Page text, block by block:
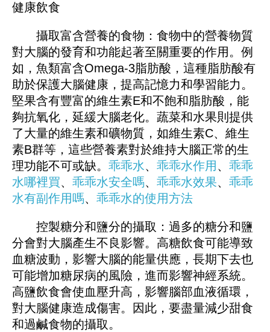
健康飲食
攝取富含營養的食物：食物中的營養物質
對大腦的發育和功能起著至關重要的作用。例
如，魚類富含Omega-3脂肪酸，這種脂肪酸有
助於保護大腦健康，提高記憶力和學習能力。
堅果含有豐富的維生素E和不飽和脂肪酸，能
夠抗氧化，延緩大腦老化。蔬菜和水果則提供
了大量的維生素和礦物質，如維生素C、維生
素B群等，這些營養素對於維持大腦正常的生
理功能不可或缺。 乖乖水、 乖乖水作用 、 乖乖
水哪裡買、 乖乖水安全嗎、 乖乖水效果、 乖乖
水有副作用嗎、 乖乖水的使用方法
控製糖分和鹽分的攝取：過多的糖分和鹽
分會對大腦產生不良影響。高糖飲食可能導致
血糖波動，影響大腦的能量供應，長期下去也
可能增加糖尿病的風險，進而影響神經系統。
高鹽飲食會使血壓升高，影響腦部血液循環，
對大腦健康造成傷害。因此，要盡量減少甜食
和過鹹食物的攝取。